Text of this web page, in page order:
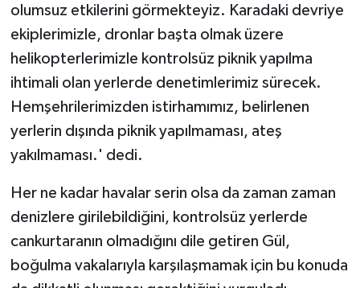
olumsuz etkilerini görmekteyiz. Karadaki devriye
ekiplerimizle, dronlar başta olmak üzere
helikopterlerimizle kontrolsüz piknik yapılma
ihtimali olan yerlerde denetimlerimiz sürecek.
Hemşehrilerimizden istirhamımız, belirlenen
yerlerin dışında piknik yapılmaması, ateş
yakılmaması.' dedi.
Her ne kadar havalar serin olsa da zaman zaman
denizlere girilebildiğini, kontrolsüz yerlerde
cankurtaranın olmadığını dile getiren Gül,
boğulma vakalarıyla karşılaşmamak için bu konuda